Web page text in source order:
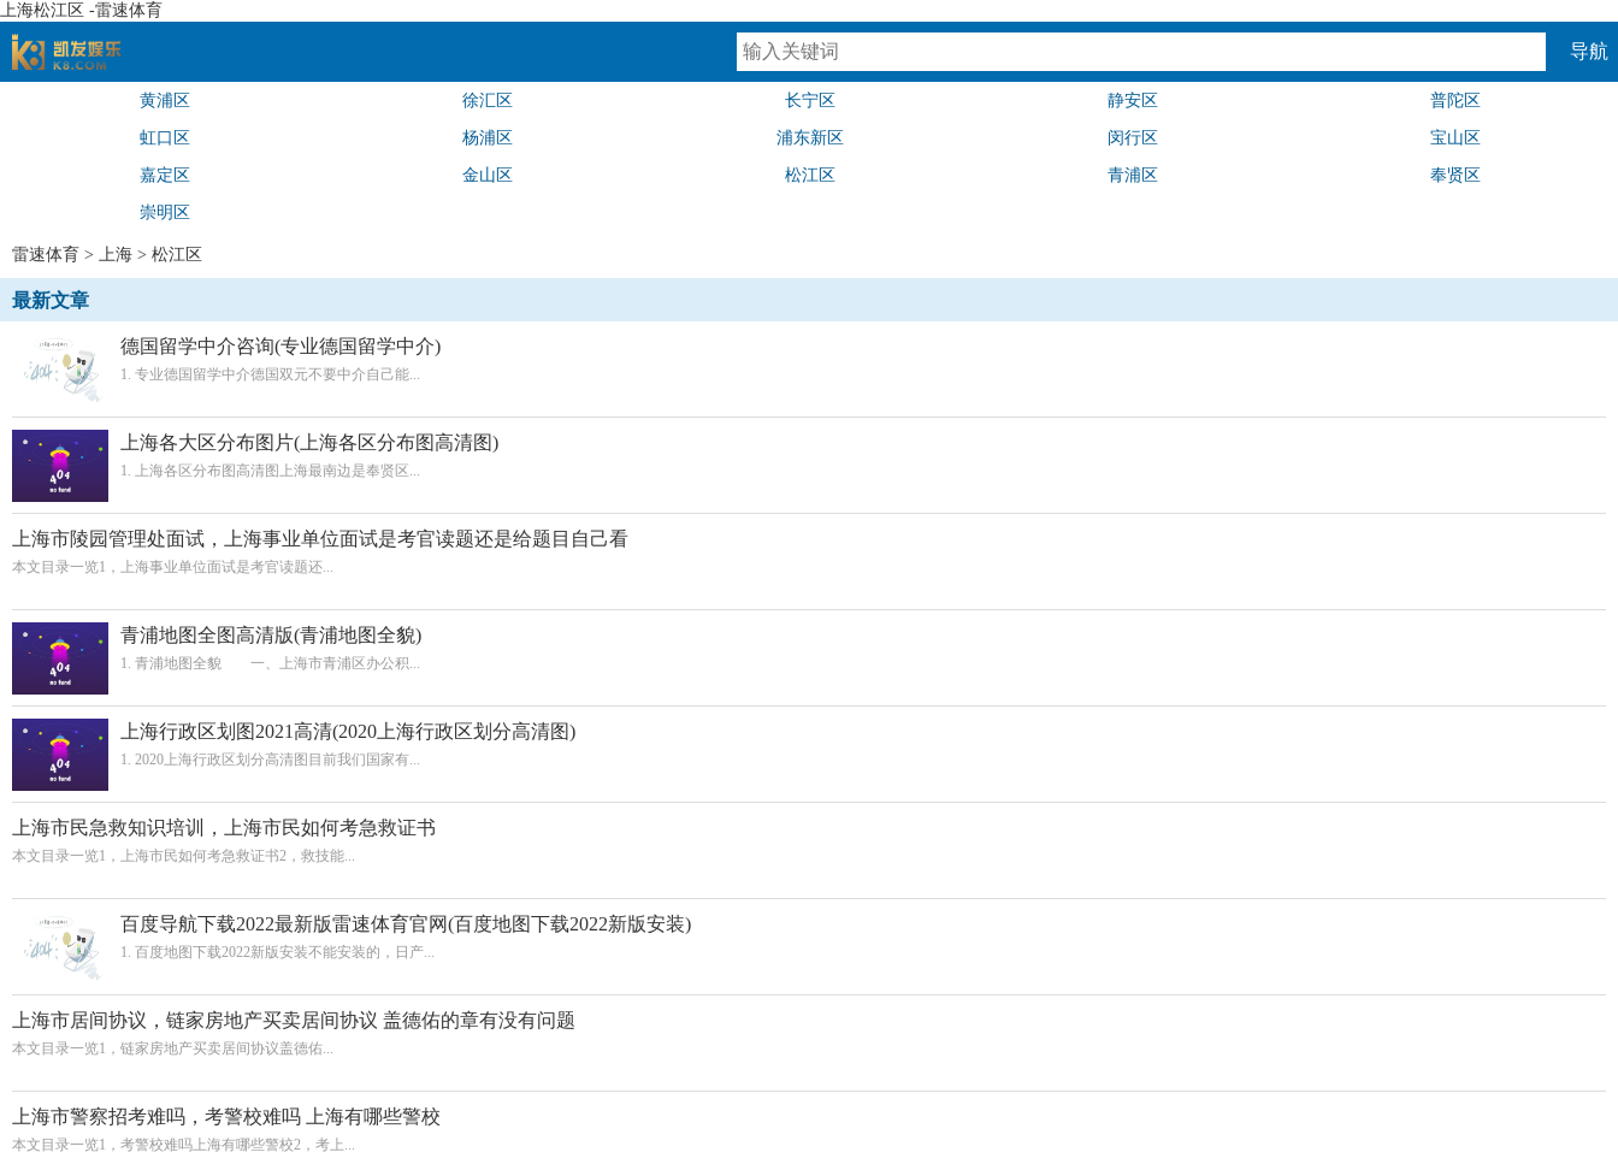
上海松江区 -雷速体育
导航
黄浦区 徐汇区 长宁区 静安区 普陀区
虹口区 杨浦区 浦东新区 闵行区 宝山区
嘉定区 金山区 松江区 青浦区 奉贤区
崇明区
雷速体育 > 上海 > 松江区
最新文章
德国留学中介咨询(专业德国留学中介)
1. 专业德国留学中介德国双元不要中介自己能...
上海各大区分布图片(上海各区分布图高清图)
1. 上海各区分布图高清图上海最南边是奉贤区...
上海市陵园管理处面试，上海事业单位面试是考官读题还是给题目自己看
本文目录一览1，上海事业单位面试是考官读题还...
青浦地图全图高清版(青浦地图全貌)
1. 青浦地图全貌 一、上海市青浦区办公积...
上海行政区划图2021高清(2020上海行政区划分高清图)
1. 2020上海行政区划分高清图目前我们国家有...
上海市民急救知识培训，上海市民如何考急救证书
本文目录一览1，上海市民如何考急救证书2，救技能...
百度导航下载2022最新版雷速体育官网(百度地图下载2022新版安装)
1. 百度地图下载2022新版安装不能安装的，日产...
上海市居间协议，链家房地产买卖居间协议 盖德佑的章有没有问题
本文目录一览1，链家房地产买卖居间协议盖德佑...
上海市警察招考难吗，考警校难吗 上海有哪些警校
本文目录一览1，考警校难吗上海有哪些警校2，考上...